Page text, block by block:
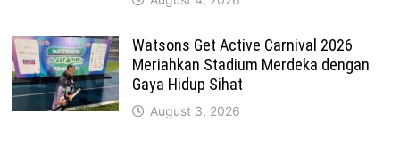
Watsons Get Active Carnival 2026
Meriahkan Stadium Merdeka dengan
Gaya Hidup Sihat
August 3, 2026